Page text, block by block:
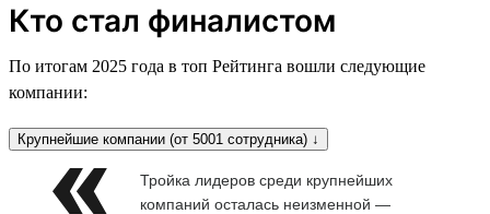
Кто стал финалистом
По итогам 2025 года в топ Рейтинга вошли следующие
компании:
Крупнейшие компании (от 5001 сотрудника) ↓
Тройка лидеров среди крупнейших
компаний осталась неизменной —